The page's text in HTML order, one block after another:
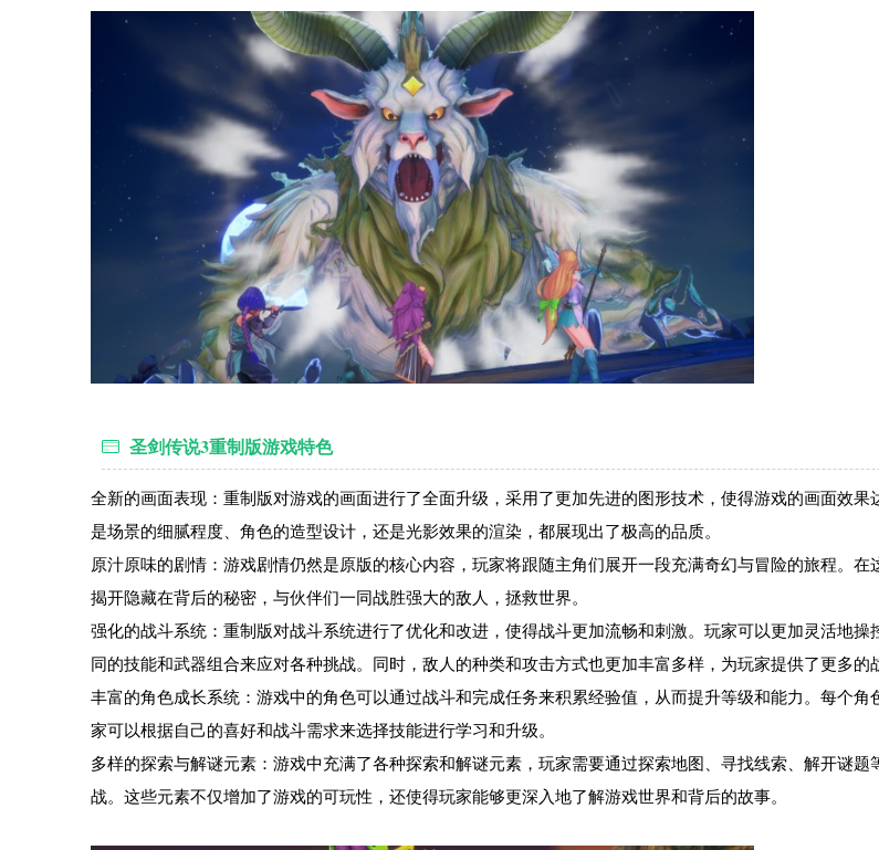
圣剑传说3重制版游戏特色
全新的画面表现：重制版对游戏的画面进行了全面升级，采用了更加先进的图形技术，使得游戏的画面效果
是场景的细腻程度、角色的造型设计，还是光影效果的渲染，都展现出了极高的品质。
原汁原味的剧情：游戏剧情仍然是原版的核心内容，玩家将跟随主角们展开一段充满奇幻与冒险的旅程。在
揭开隐藏在背后的秘密，与伙伴们一同战胜强大的敌人，拯救世界。
强化的战斗系统：重制版对战斗系统进行了优化和改进，使得战斗更加流畅和刺激。玩家可以更加灵活地操
同的技能和武器组合来应对各种挑战。同时，敌人的种类和攻击方式也更加丰富多样，为玩家提供了更多的
丰富的角色成长系统：游戏中的角色可以通过战斗和完成任务来积累经验值，从而提升等级和能力。每个角
家可以根据自己的喜好和战斗需求来选择技能进行学习和升级。
多样的探索与解谜元素：游戏中充满了各种探索和解谜元素，玩家需要通过探索地图、寻找线索、解开谜题
战。这些元素不仅增加了游戏的可玩性，还使得玩家能够更深入地了解游戏世界和背后的故事。